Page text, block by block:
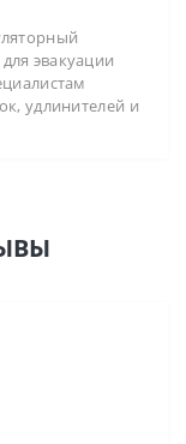
эвакуации
удлинителей и